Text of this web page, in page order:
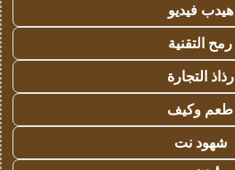
هيدب فيديو
رمح التقنية
رذاذ التجارة
طعم وكيف
شهود نت